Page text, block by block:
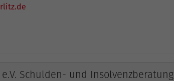
Schulden- und Insolvenzberatung